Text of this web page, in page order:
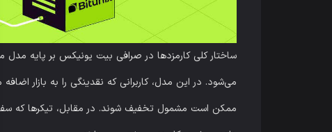
ساختار کلی کارمزدها در صرافی بیت یونیکس بر پایه مدل
می‌شود. در این مدل، کاربرانی که نقدینگی را به بازار
ممکن است مشمول تخفیف شوند. در مقابل، تیکرها که